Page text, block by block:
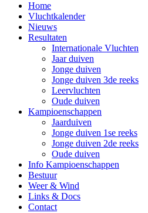
Home
Vluchtkalender
Nieuws
Resultaten
Internationale Vluchten
Jaar duiven
Jonge duiven
Jonge duiven 3de reeks
Leervluchten
Oude duiven
Kampioenschappen
Jaarduiven
Jonge duiven 1se reeks
Jonge duiven 2de reeks
Oude duiven
Info Kampioenschappen
Bestuur
Weer & Wind
Links & Docs
Contact